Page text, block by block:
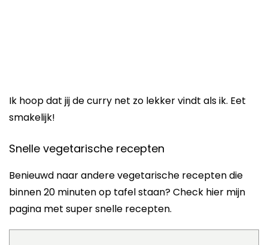
Ik hoop dat jij de curry net zo lekker vindt als ik. Eet
smakelijk!
Snelle vegetarische recepten
Benieuwd naar andere vegetarische recepten die
binnen 20 minuten op tafel staan? Check hier mijn
pagina met super snelle recepten.